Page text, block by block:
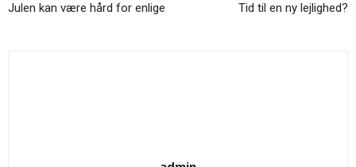
Julen kan være hård for enlige Tid til en ny lejlighed?